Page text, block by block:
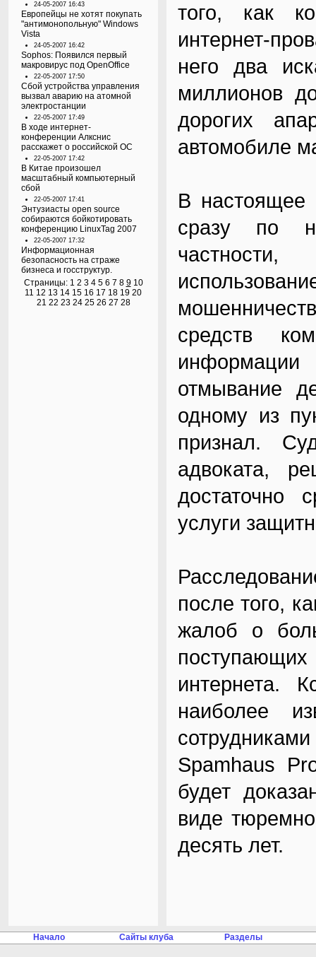
24-05-2007 16:43
Европейцы не хотят покупать
"антимонопольную" Windows
Vista
24-05-2007 16:42
Sophos: Появился первый
макровирус под OpenOffice
22-05-2007 17:50
Сбой устройства управления
вызвал аварию на атомной
электростанции
22-05-2007 17:49
В ходе интернет-
конференции Алкснис
расскажет о российской ОС
22-05-2007 17:42
В Китае произошел
масштабный компьютерный
сбой
22-05-2007 17:41
Энтузиасты open source
собираются бойкотировать
конференцию LinuxTag 2007
22-05-2007 17:32
Информационная
безопасность на страже
бизнеса и госструктур.
Страницы: 1 2 3 4 5 6 7 8 9 10
11 12 13 14 15 16 17 18 19 20
21 22 23 24 25 26 27 28
того, как
интернет-
него два
миллионов
дорогих
автомобиле
В настоящее
сразу по
средств
отмывание
одному из
признал.
адвоката,
достаточно
услуги
после того,
жалоб о
интернета.
наиболее
Spamhaus
будет
виде
десять лет.
Начало Сайты клуба Разделы